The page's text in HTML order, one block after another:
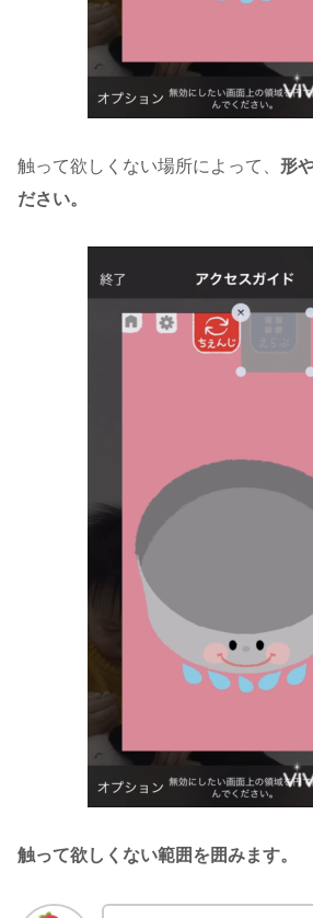
触って欲しくない場所によって、 形
ださい。
触って欲しくない範囲を囲みます。